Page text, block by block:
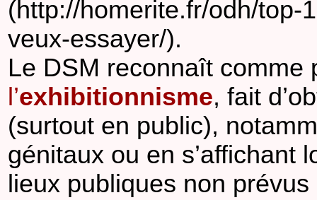
(http://homerite.fr/odh/top-
veux-essayer/).
Le DSM reconnaît comme
l’exhibitionnisme, fait
(surtout en public),
génitaux ou en s’affichant
lieux publiques non